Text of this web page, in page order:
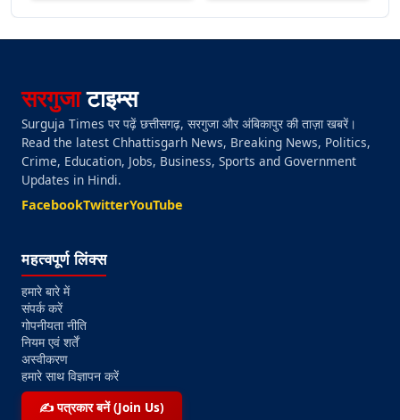
सरगुजाटाइम्स
Surguja Times पर पढ़ें छत्तीसगढ़, सरगुजा और अंबिकापुर की ताज़ा खबरें।
Read the latest Chhattisgarh News, Breaking News, Politics,
Crime, Education, Jobs, Business, Sports and Government
Updates in Hindi.
FacebookTwitterYouTube
महत्वपूर्ण लिंक्स
हमारे बारे में
संपर्क करें
गोपनीयता नीति
नियम एवं शर्तें
अस्वीकरण
हमारे साथ विज्ञापन करें
✍️ पत्रकार बनें (Join Us)